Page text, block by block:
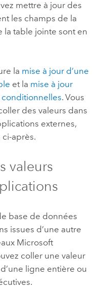
mettre à jour des
les champs de la
la table jointe sont en
la mise à jour d’une
et la mise à jour
conditionnelles. Vous
des valeurs dans
externes,
après.
valeurs
base de données
issues d’une autre
Microsoft
coller une valeur
ligne entière ou